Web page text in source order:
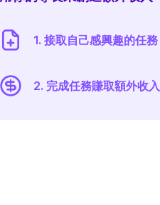
1. 接取自己感興趣的任務
2. 完成任務賺取額外收入